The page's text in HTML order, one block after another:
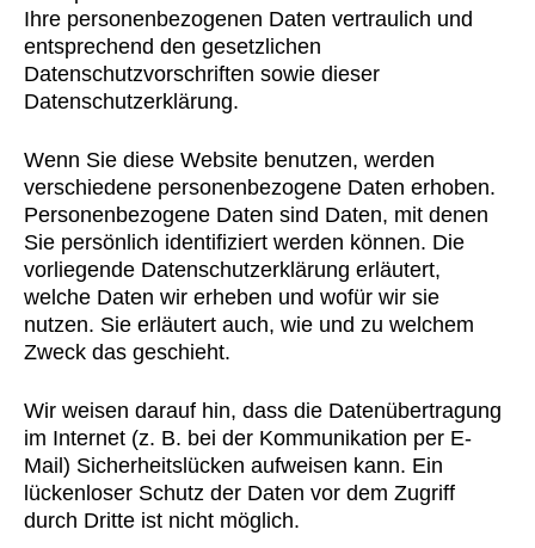
Ihre personenbezogenen Daten vertraulich und
entsprechend den gesetzlichen
Datenschutzvorschriften sowie dieser
Datenschutzerklärung.
Wenn Sie diese Website benutzen, werden
verschiedene personenbezogene Daten erhoben.
Personenbezogene Daten sind Daten, mit denen
Sie persönlich identifiziert werden können. Die
vorliegende Datenschutzerklärung erläutert,
welche Daten wir erheben und wofür wir sie
nutzen. Sie erläutert auch, wie und zu welchem
Zweck das geschieht.
Wir weisen darauf hin, dass die Datenübertragung
im Internet (z. B. bei der Kommunikation per E-
Mail) Sicherheitslücken aufweisen kann. Ein
lückenloser Schutz der Daten vor dem Zugriff
durch Dritte ist nicht möglich.